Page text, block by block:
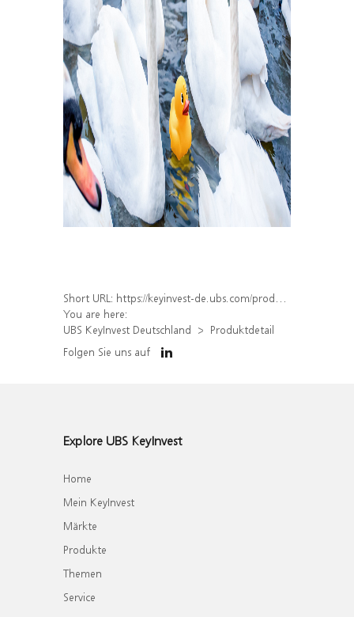
Short URL: https://keyinvest-de.ubs.com/produkt/detail/index/isin/DE000WA7P0H9
You are here:
UBS KeyInvest Deutschland
Produktdetail
Folgen Sie uns auf
Explore UBS KeyInvest
Home
Mein KeyInvest
Märkte
Produkte
Themen
Service